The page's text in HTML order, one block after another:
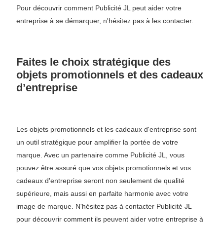
Pour découvrir comment Publicité JL peut aider votre
entreprise à se démarquer, n'hésitez pas à les contacter.
Faites le choix stratégique des
objets promotionnels et des cadeaux
d’entreprise
Les objets promotionnels et les cadeaux d'entreprise sont
un outil stratégique pour amplifier la portée de votre
marque. Avec un partenaire comme Publicité JL, vous
pouvez être assuré que vos objets promotionnels et vos
cadeaux d'entreprise seront non seulement de qualité
supérieure, mais aussi en parfaite harmonie avec votre
image de marque. N'hésitez pas à contacter Publicité JL
pour découvrir comment ils peuvent aider votre entreprise à